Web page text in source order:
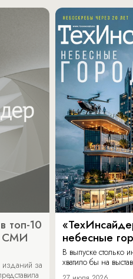
топ-10
СМИ
изданий за
небесные
В выпуске столько
хватило бы на